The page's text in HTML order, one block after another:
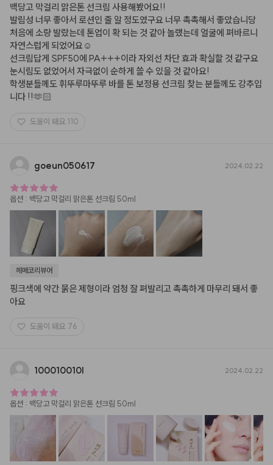
백당고 막걸리 맑은톤 선크림 사용해봤어요!!
발림성 너무 좋아서 로션인 줄 알 정도였구요 너무 촉촉해서 좋았습니당
처음에 소량 발랐는데 톤업이 확 되는 것 같아 놀랬는데 얼굴에 펴바르니
자연스럽게 되었어요☺️
선크림답게 SPF50에 PA+++이라 자외선 차단 효과 확실할 것 같구요
눈시림도 없었어서 자극없이 순하게 쓸 수 있을 것 같아요!
학생분들께도 휘뚜루마뚜루 바를 톤 보정용 선크림 찾는 분들께도 강추입
니다 !!🫶🏻
도움이 돼요 110
goeun050617 2024.02.22
옵션 : 백당고 막걸리 맑은톤 선크림 50ml
헤메코리뷰어
핑크색에 약간 묽은 제형이라 엄청 잘 펴발리고 촉촉하게 마무리 돼서 좋
아요
도움이 돼요 76
100010010l 2024.02.22
옵션 : 백당고 막걸리 맑은톤 선크림 50ml